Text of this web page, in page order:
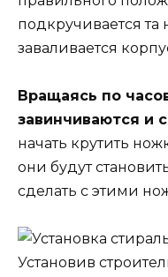
подкручивается та
заваливается
Вращаясь по
завинчиваются и
начать крутить
они будут
сделать с этими
Установив